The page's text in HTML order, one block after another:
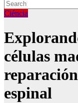
Ciéncia
células
espinal